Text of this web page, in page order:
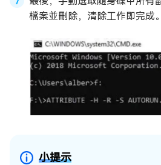
檔案並刪除，清除工作即完成。
小提示